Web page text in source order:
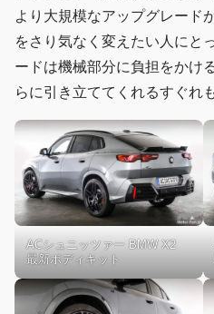
より大規模なアップグレード
をさり気なく変えたい人にと
ードは機械部分に負担をかけ
らに引き立ててくれるすぐれ
ACシュニッツァー BMW X2
最新ボディキット